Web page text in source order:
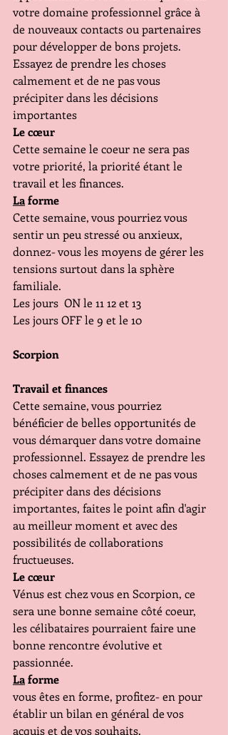
votre domaine professionnel grâce à
de nouveaux contacts ou partenaires
pour développer de bons projets.
Essayez de prendre les choses
calmement et de ne pas vous
précipiter dans les décisions
importantes
Le cœur
Cette semaine le coeur ne sera pas
votre priorité, la priorité étant le
travail et les finances.
La forme
Cette semaine, vous pourriez vous
sentir un peu stressé ou anxieux,
donnez- vous les moyens de gérer les
tensions surtout dans la sphère
familiale.
Les jours  ON le 11 12 et 13
Les jours OFF le 9 et le 10
Scorpion
Travail et finances
Cette semaine, vous pourriez
bénéficier de belles opportunités de
vous démarquer dans votre domaine
professionnel. Essayez de prendre les
choses calmement et de ne pas vous
précipiter dans des décisions
importantes, faites le point afin d'agir
au meilleur moment et avec des
possibilités de collaborations
fructueuses.
Le cœur
Vénus est chez vous en Scorpion, ce
sera une bonne semaine côté coeur,
les célibataires pourraient faire une
bonne rencontre évolutive et
passionnée.
La forme
vous êtes en forme, profitez- en pour
établir un bilan en général de vos
acquis et de vos souhaits.